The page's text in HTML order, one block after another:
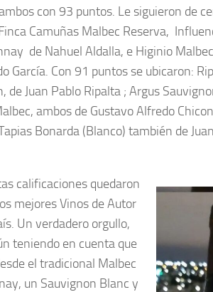
con 93 puntos. Le siguieron de
Camuñas Malbec Reserva,
de Nahuel Aldalla, e Higinio
García. Con 91 puntos se ubicaron:
de Juan Pablo Ripalta ; Argus
ambos de Gustavo Alfredo
Bonarda (Blanco) también de
calificaciones quedaron
mejores Vinos de Autor
Un verdadero orgullo,
teniendo en cuenta que
el tradicional Malbec
un Sauvignon Blanc y